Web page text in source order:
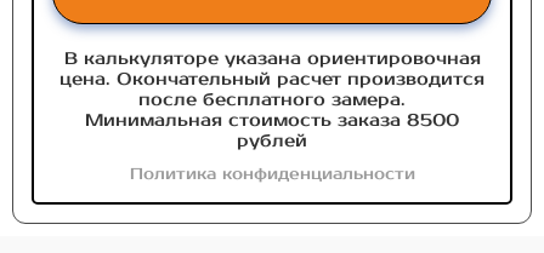
В калькуляторе указана ориентировочная
цена. Окончательный расчет производится
после бесплатного замера.
Минимальная стоимость заказа 8500
рублей
Политика конфиденциальности